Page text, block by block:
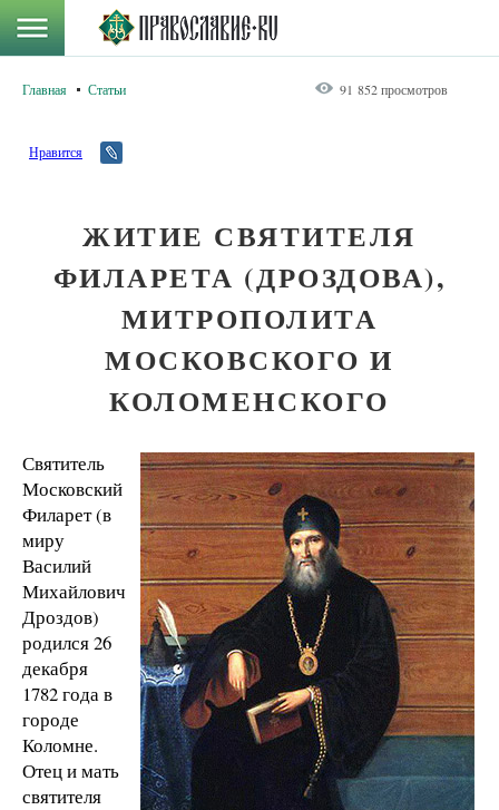
Главная Статьи 91 852 просмотров
Нравится
ЖИТИЕ СВЯТИТЕЛЯ
ФИЛАРЕТА (ДРОЗДОВА),
МИТРОПОЛИТА
МОСКОВСКОГО И
КОЛОМЕНСКОГО
Святитель
Московский
Филарет (в
миру
Василий
Михайлович
Дроздов)
родился 26
декабря
1782 года в
городе
Коломне.
Отец и мать
святителя